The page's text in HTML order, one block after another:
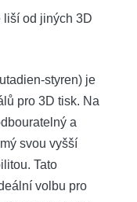
liší od jiných 3D
styren) je
pro 3D tisk. Na
a
svou vyšší
Tato
volbu pro